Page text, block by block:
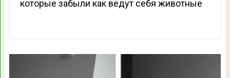
которые забыли как ведут себя животные